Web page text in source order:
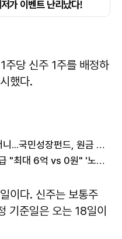
주당 신주 1주를 배정하
했다.
정부 "손실 20% 보장해준다"더니...국민성장펀드, 원금 손실 시작됐다
주가 악재 되나...삼성전자 성과급 "최대 6억 vs 0원" '노노갈등' 터진 이유
이다. 신주는 보통주
준일은 오는 18일이